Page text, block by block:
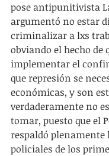
pose antipunitivista
argumentó no estar
criminalizar a lxs
obviando el hecho de
implementar el
que represión se
económicas, y son
verdaderamente no
tomar, puesto que el
respaldó plenamente
policiales de los